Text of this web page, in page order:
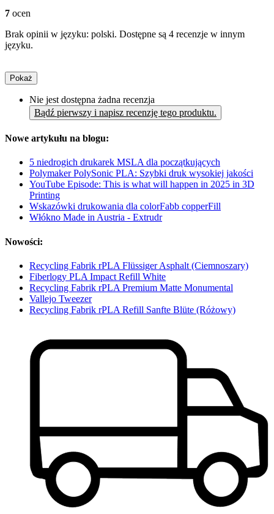
7 ocen
Brak opinii w języku: polski. Dostępne są 4 recenzje w innym
języku.
Pokaż
Nie jest dostępna żadna recenzja
Bądź pierwszy i napisz recenzję tego produktu.
Nowe artykułu na blogu:
5 niedrogich drukarek MSLA dla początkujących
Polymaker PolySonic PLA: Szybki druk wysokiej jakości
YouTube Episode: This is what will happen in 2025 in 3D
Printing
Wskazówki drukowania dla colorFabb copperFill
Włókno Made in Austria - Extrudr
Nowości:
Recycling Fabrik rPLA Flüssiger Asphalt (Ciemnoszary)
Fiberlogy PLA Impact Refill White
Recycling Fabrik rPLA Premium Matte Monumental
Vallejo Tweezer
Recycling Fabrik rPLA Refill Sanfte Blüte (Różowy)